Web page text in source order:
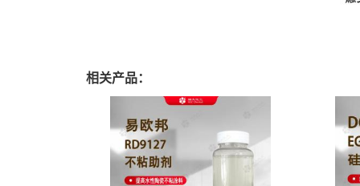
相关产品：